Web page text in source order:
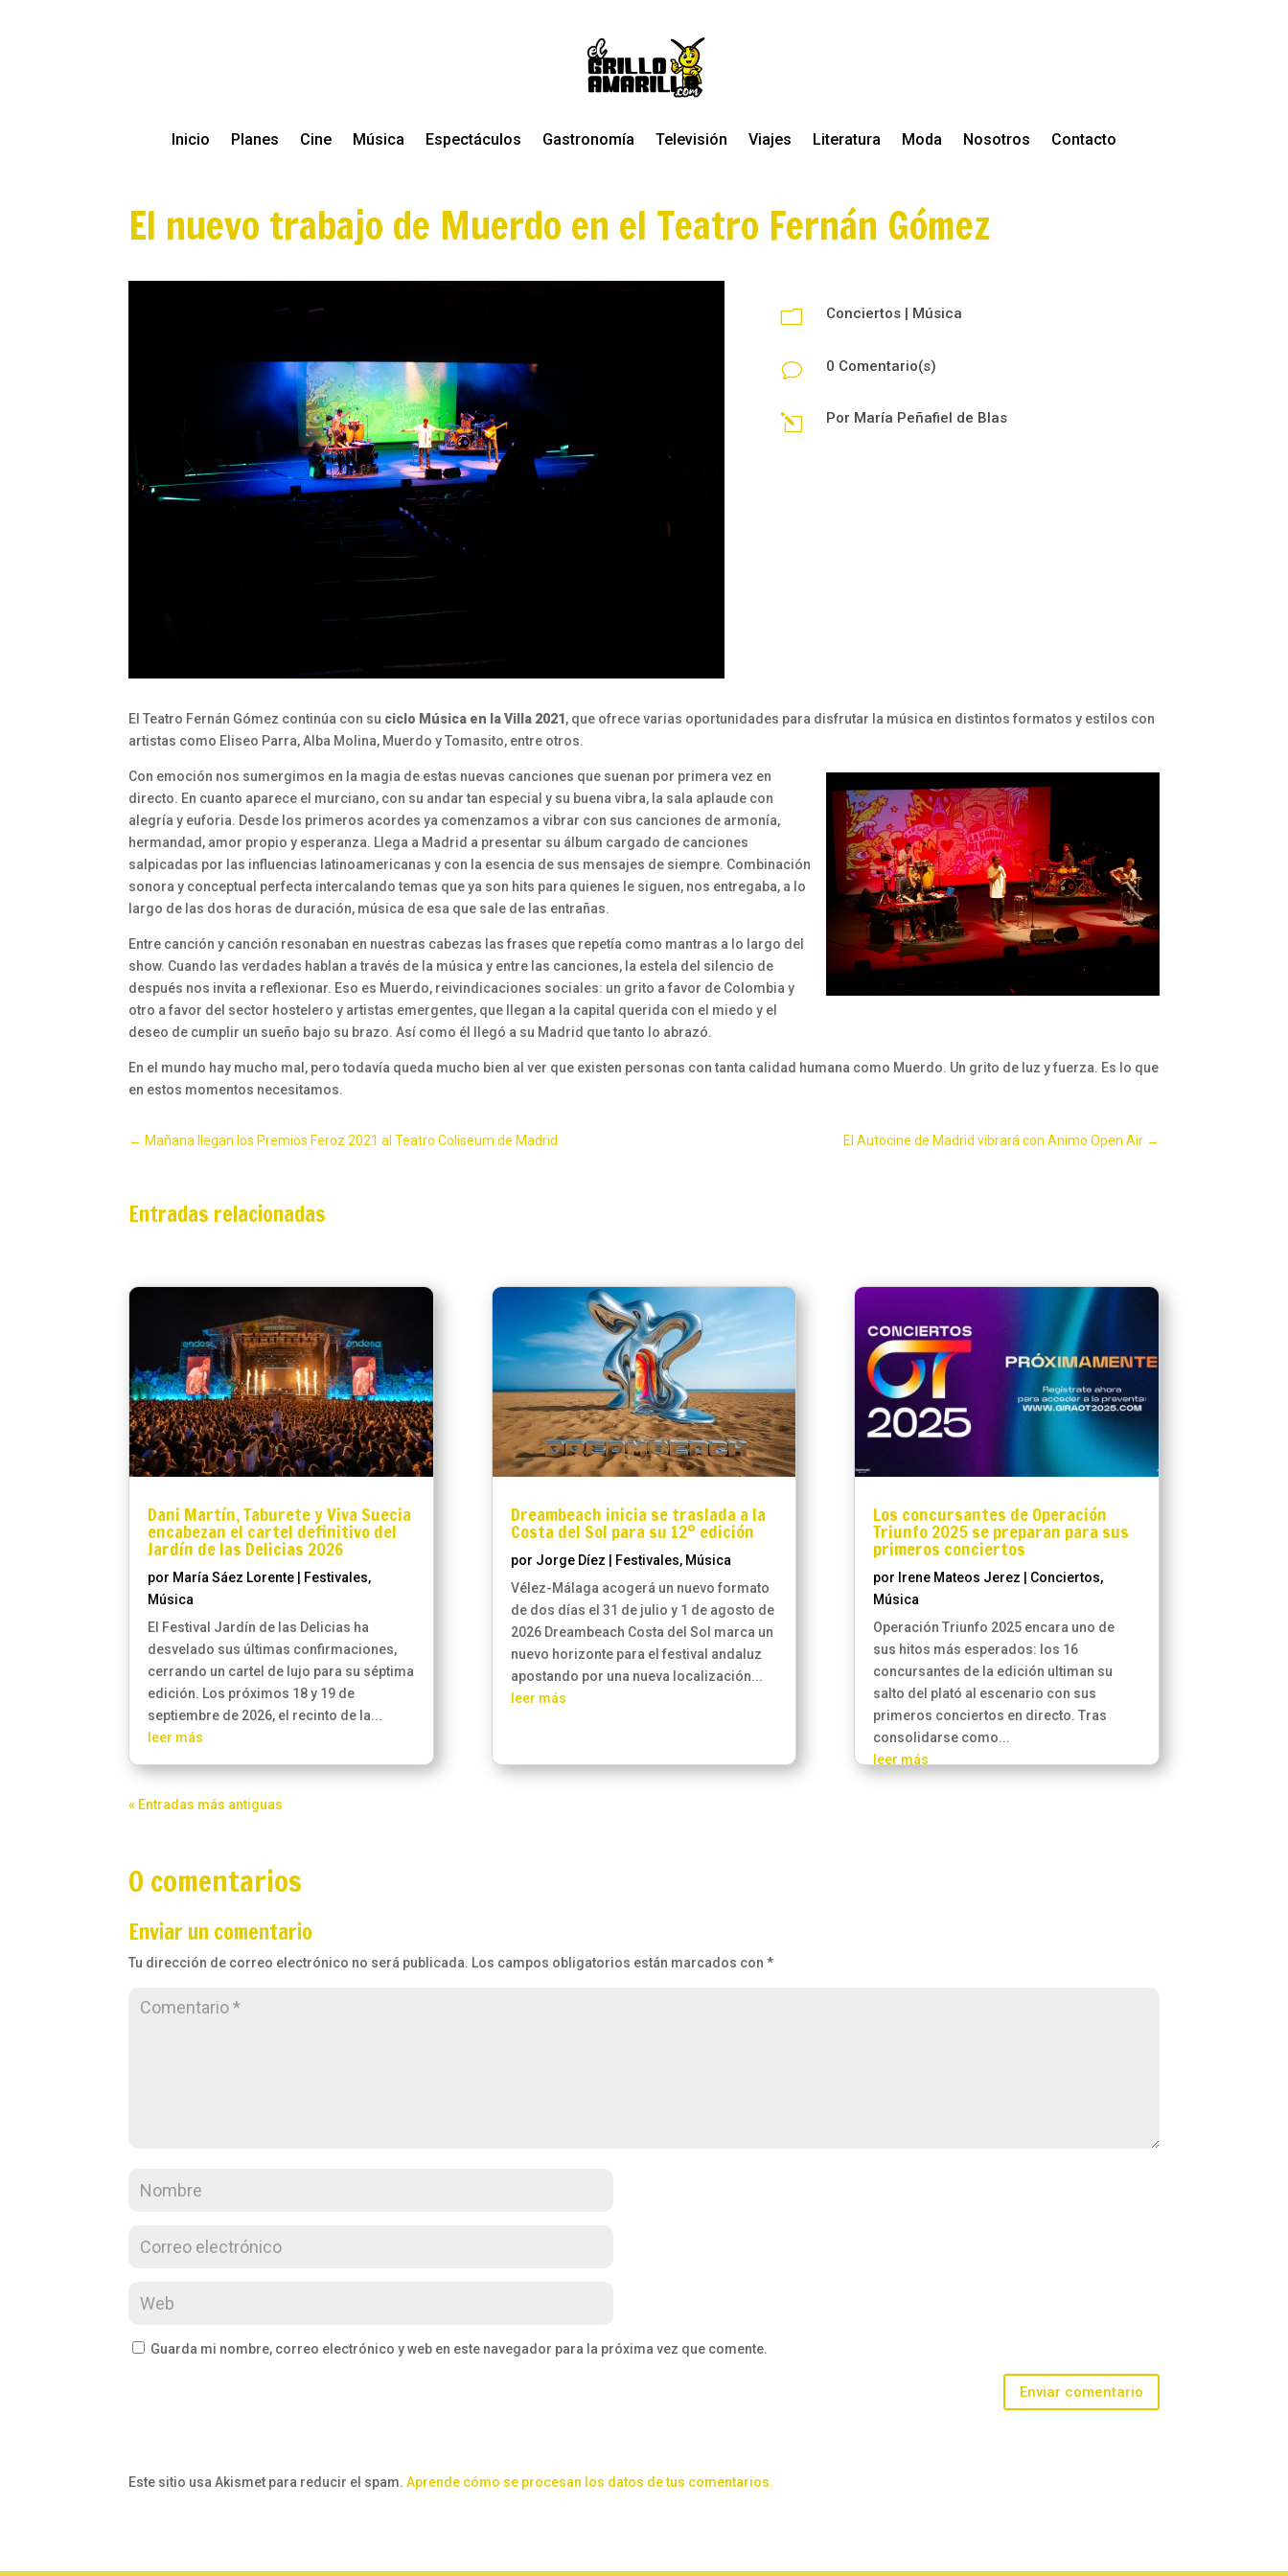
Inicio Planes Cine Música Espectáculos Gastronomía Televisión Viajes Literatura Moda Nosotros Contacto
El nuevo trabajo de Muerdo en el Teatro Fernán Gómez
m Conciertos Música
v 0 Comentario(s)
l Por María Peñafiel de Blas
El Teatro Fernán Gómez continúa con su ciclo Música en la Villa 2021, que ofrece varias oportunidades para disfrutar la música en distintos formatos y estilos con
artistas como Eliseo Parra, Alba Molina, Muerdo y Tomasito, entre otros.
Con emoción nos sumergimos en la magia de estas nuevas canciones que suenan por primera vez en
directo. En cuanto aparece el murciano, con su andar tan especial y su buena vibra, la sala aplaude con
alegría y euforia. Desde los primeros acordes ya comenzamos a vibrar con sus canciones de armonía,
hermandad, amor propio y esperanza. Llega a Madrid a presentar su álbum cargado de canciones
salpicadas por las influencias latinoamericanas y con la esencia de sus mensajes de siempre. Combinación
sonora y conceptual perfecta intercalando temas que ya son hits para quienes le siguen, nos entregaba, a lo
largo de las dos horas de duración, música de esa que sale de las entrañas.
Entre canción y canción resonaban en nuestras cabezas las frases que repetía como mantras a lo largo del
show. Cuando las verdades hablan a través de la música y entre las canciones, la estela del silencio de
después nos invita a reflexionar. Eso es Muerdo, reivindicaciones sociales: un grito a favor de Colombia y
otro a favor del sector hostelero y artistas emergentes, que llegan a la capital querida con el miedo y el
deseo de cumplir un sueño bajo su brazo. Así como él llegó a su Madrid que tanto lo abrazó.
En el mundo hay mucho mal, pero todavía queda mucho bien al ver que existen personas con tanta calidad humana como Muerdo. Un grito de luz y fuerza. Es lo que
en estos momentos necesitamos.
← Mañana llegan los Premios Feroz 2021 al Teatro Coliseum de Madrid El Autocine de Madrid vibrará con Animo Open Air→
Entradas relacionadas
Dani Martín, Taburete y Viva Suecia
encabezan el cartel definitivo del
Jardín de las Delicias 2026
por María Sáez Lorente Festivales,
Música
El Festival Jardín de las Delicias ha
desvelado sus últimas confirmaciones,
cerrando un cartel de lujo para su séptima
edición. Los próximos 18 y 19 de
septiembre de 2026, el recinto de la...
leer más
Dreambeach inicia se traslada a la
Costa del Sol para su 12º edición
por Jorge Díez Festivales, Música
Vélez-Málaga acogerá un nuevo formato
de dos días el 31 de julio y 1 de agosto de
2026 Dreambeach Costa del Sol marca un
nuevo horizonte para el festival andaluz
apostando por una nueva localización...
leer más
Los concursantes de Operación
Triunfo 2025 se preparan para sus
primeros conciertos
por Irene Mateos Jerez Conciertos,
Música
Operación Triunfo 2025 encara uno de
sus hitos más esperados: los 16
concursantes de la edición ultiman su
salto del plató al escenario con sus
primeros conciertos en directo. Tras
consolidarse como...
leer más
« Entradas más antiguas
0 comentarios
Enviar un comentario
Tu dirección de correo electrónico no será publicada. Los campos obligatorios están marcados con*
Guarda mi nombre, correo electrónico y web en este navegador para la próxima vez que comente.
Enviar comentario
Este sitio usa Akismet para reducir el spam.Aprende cómo se procesan los datos de tus comentarios.